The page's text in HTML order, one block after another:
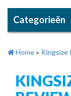
Categorieën
Home» Kingsize